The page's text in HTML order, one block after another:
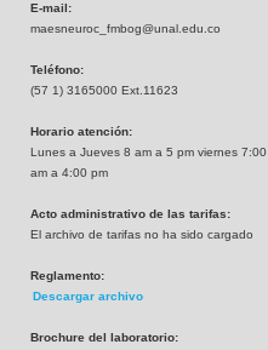
E-mail:
maesneuroc_fmbog@unal.edu.co
Teléfono:
(57 1) 3165000 Ext.11623
Horario atención:
Lunes a Jueves 8 am a 5 pm viernes 7:00
am a 4:00 pm
Acto administrativo de las tarifas:
El archivo de tarifas no ha sido cargado
Reglamento:
Descargar archivo
Brochure del laboratorio: